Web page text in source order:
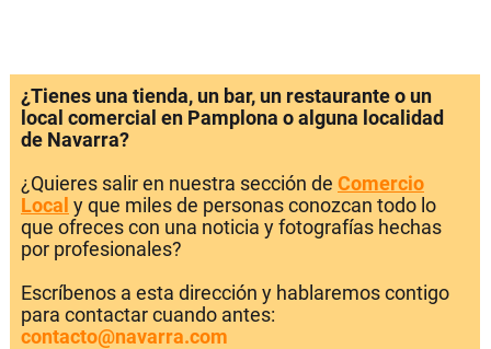
¿Tienes una tienda, un bar, un restaurante o un
local comercial en Pamplona o alguna localidad
de Navarra?
¿Quieres salir en nuestra sección de Comercio
Local y que miles de personas conozcan todo lo
que ofreces con una noticia y fotografías hechas
por profesionales?
Escríbenos a esta dirección y hablaremos contigo
para contactar cuando antes:
contacto@navarra.com